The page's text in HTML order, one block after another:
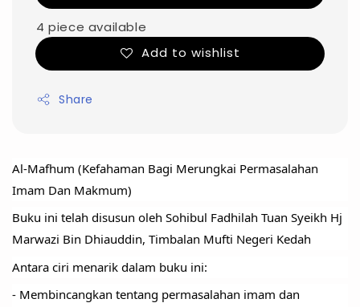
4 piece available
Add to wishlist
Share
Al-Mafhum (Kefahaman Bagi Merungkai Permasalahan
Imam Dan Makmum)
Buku ini telah disusun oleh Sohibul Fadhilah Tuan Syeikh Hj
Marwazi Bin Dhiauddin, Timbalan Mufti Negeri Kedah
Antara ciri menarik dalam buku ini:
- Membincangkan tentang permasalahan imam dan